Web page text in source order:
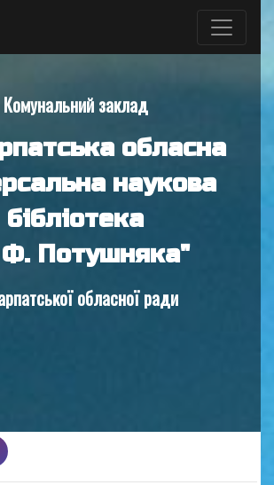
Комунальний заклад
обласна
наукова
бібліотека
Ф. Потушняка"
обласної ради